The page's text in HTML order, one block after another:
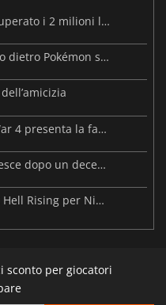
Resident Evil: Veronica ha già superato i 2 milioni liste dei desideri
Beast of Reincarnation: lo studio dietro Pokémon su una nuova strada
Warhammer 40.000: Dawn of War 4 presenta la fazione dei Necron
Forsaken Realms: Vahrin's Call esce dopo un decennio di sviluppo
Annunciato ufficialmente il DLC Hell Rising per Nioh 3
sconto per giocatori